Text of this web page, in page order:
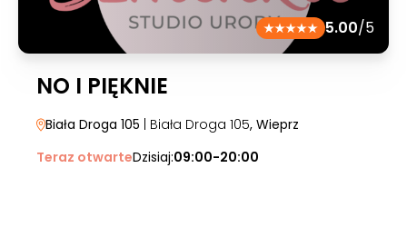
5.00/5
NO I PIĘKNIE
Biała Droga 105 | Biała Droga 105, Wieprz
Teraz otwarteDzisiaj:09:00-20:00